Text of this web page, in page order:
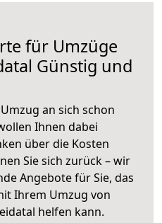
für Umzüge
Günstig und
an sich schon
Ihnen dabei
über die Kosten
Sie sich zurück – wir
Angebote für Sie, das
Ihrem Umzug von
helfen kann.